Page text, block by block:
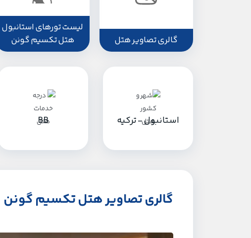
گالری تصاویر هتل
لیست تورهای استانبول
هتل تکسیم گونن
استانبول - ترکیه BB
گالری تصاویر هتل تکسیم گونن